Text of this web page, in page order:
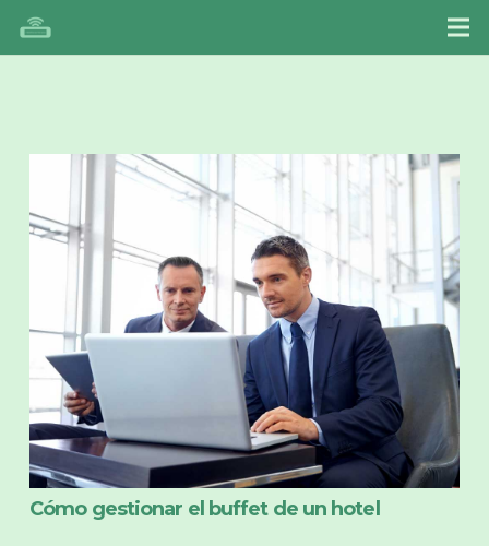
Cómo gestionar el buffet de un hotel